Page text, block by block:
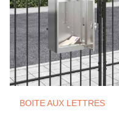
BOITE AUX LETTRES